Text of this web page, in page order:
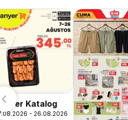
Katalog
- 26.08.2026